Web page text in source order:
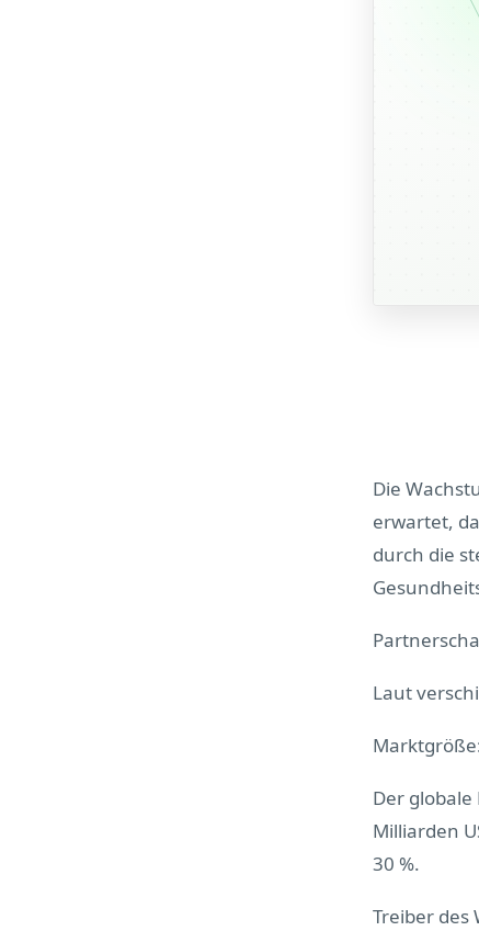
Die
erwartet,
durch die
Laut
Der
Milliarden
30 %.
Treiber des